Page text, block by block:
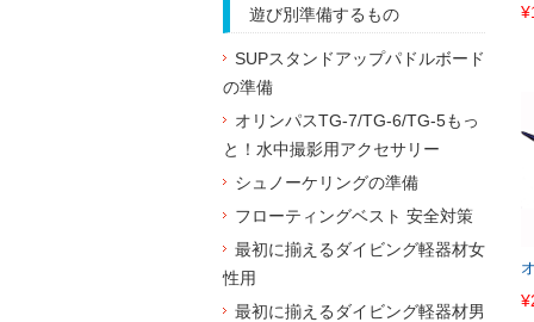
遊び別準備するもの
SUPスタンドアップパドルボード
の準備
オリンパスTG-7/TG-6/TG-5もっ
と！水中撮影用アクセサリー
シュノーケリングの準備
フローティングベスト 安全対策
最初に揃えるダイビング軽器材女
性用
最初に揃えるダイビング軽器材男